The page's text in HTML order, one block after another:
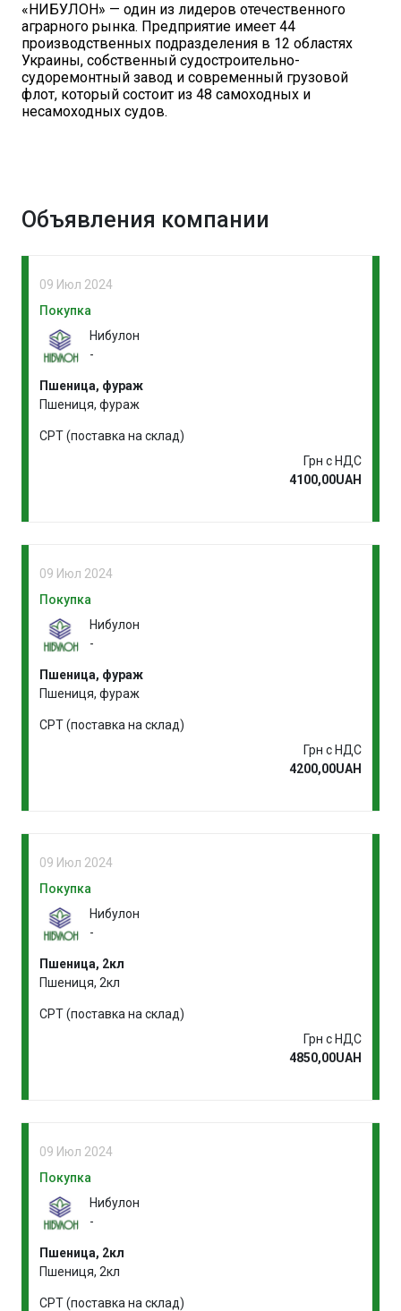
«НИБУЛОН» — один из лидеров отечественного
аграрного рынка. Предприятие имеет 44
производственных подразделения в 12 областях
Украины, собственный судостроительно-
судоремонтный завод и современный грузовой
флот, который состоит из 48 самоходных и
несамоходных судов.
Объявления компании
09 Июл 2024
Покупка
Нибулон
-
Пшеница, фураж
Пшениця, фураж
CPT (поставка на склад)
Грн с НДС
4100,00UAH
09 Июл 2024
Покупка
Нибулон
-
Пшеница, фураж
Пшениця, фураж
CPT (поставка на склад)
Грн с НДС
4200,00UAH
09 Июл 2024
Покупка
Нибулон
-
Пшеница, 2кл
Пшениця, 2кл
CPT (поставка на склад)
Грн с НДС
4850,00UAH
09 Июл 2024
Покупка
Нибулон
-
Пшеница, 2кл
Пшениця, 2кл
CPT (поставка на склад)